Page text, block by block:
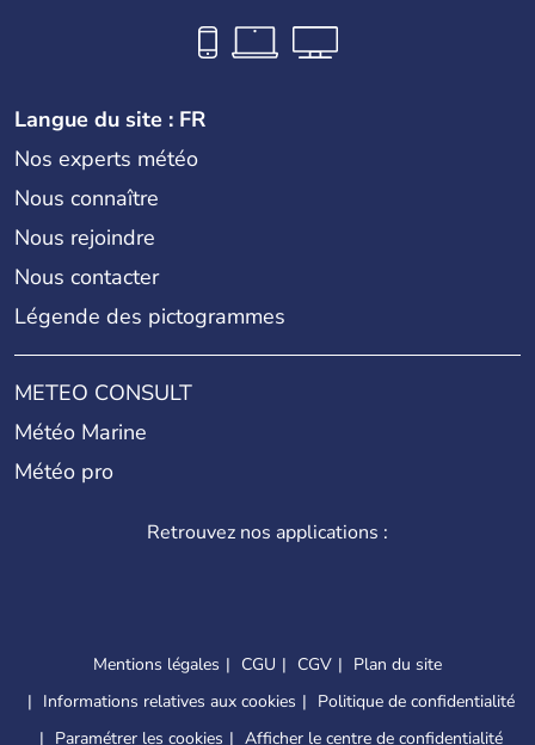
Langue du site : FR
Nos experts météo
Nous connaître
Nous rejoindre
Nous contacter
Légende des pictogrammes
METEO CONSULT
Météo Marine
Météo pro
Retrouvez nos applications :
Mentions légales CGU CGV
Plan du site
Informations relatives aux cookies
Politique de confidentialité
Paramétrer les cookies
Afficher le centre de confidentialité